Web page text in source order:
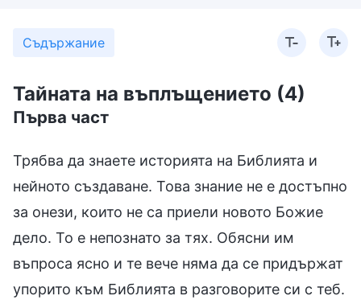
Съдържание
Тайната на въплъщението (4)
Първа част
Трябва да знаете историята на Библията и
нейното създаване. Това знание не е достъпно
за онези, които не са приели новото Божие
дело. То е непознато за тях. Обясни им
въпроса ясно и те вече няма да се придържат
упорито към Библията в разговорите си с теб.